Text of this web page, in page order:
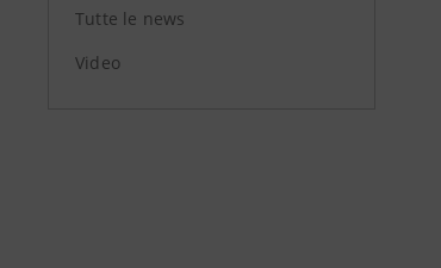
Tutte le news
Video